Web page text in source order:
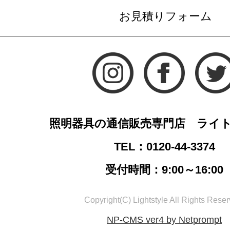
お見積りフォーム
照明器具の通信販売専門店 ライ
TEL：0120-44-3374
受付時間：9:00～16:00
Copyright(C) Lightstyle All Rights
NP-CMS ver4 by Netprompt